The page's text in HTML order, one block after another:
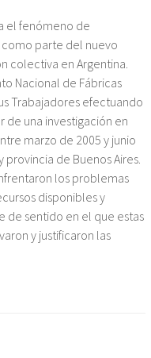
el fenómeno de
parte del nuevo
colectiva en Argentina.
Nacional de Fábricas
Trabajadores efectuando
de una investigación en
marzo de 2005 y junio
provincia de Buenos Aires.
los problemas
disponibles y
de sentido en el que estas
y justificaron las